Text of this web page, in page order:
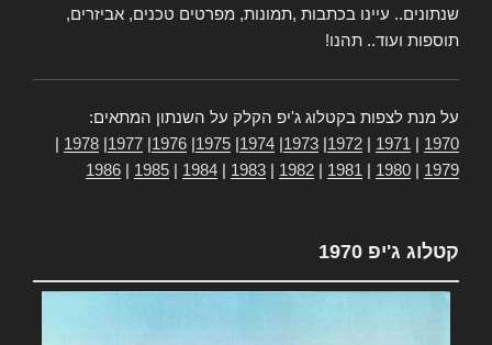
שנתונים.. עיינו בכתבות ,תמונות, מפרטים טכנים, אביזרים,
תוספות ועוד.. תהנו!
על מנת לצפות בקטלוג ג'יפ הקלק על השנתון המתאים:
1970
1971
1972
1973
1974
1975
1976
1977
1978
1979
1980
1981
1982
1983
1984
1985
1986
קטלוג ג'יפ 1970